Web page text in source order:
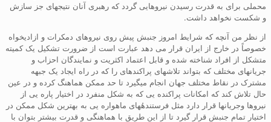
محملی برای به قدرت رسیدن نیروهایی گردد که رهبری آنان نتیجهای جز سازش
و شکست نخواهد داشت.
از نظر من آنچه که شرایط امروز جنبش پیش روی نیروهای دمکرات و ازادیخواه
خصوصاً در خارج از ایران قرار می دهد عبارت است از ضرورت تشکیل یک کمیته
متشکل از افراد شناخته شده و قابل اعتماد اکثریت و نمایندگان احزاب و
جریانهای مختلف که بتواند تلاشهای پراکندهای را که در راه ایجاد یک جبهه
مشترک در نقاط مختلف جهان انجام میگیرد تا حد ممکن هماهنگ کرده و در عین
حال تلاش کند که امکانات پراکنده یی که به شکل منفرد در اختیار پاره یی از
نیروها وجریانها قرار دارد مثل فرستندهٔهای ماهواره یی به بهترین شکل ممکن در
اختیار تمام جنبش قرار گیرد تا از این طریق با هماهنگی و قدرت بیشتر بتوان با